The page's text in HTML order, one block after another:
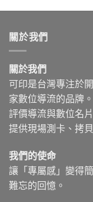
關於我們
關於我們
可印是台灣專注於
家數位導流的品牌
評價導流與數位名
提供現場測卡、拷
我們的使命
讓「專屬感」變得
難忘的回憶。